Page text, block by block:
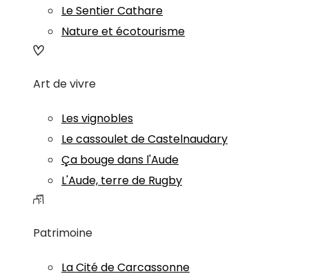
Le Sentier Cathare
Nature et écotourisme
Art de vivre
Les vignobles
Le cassoulet de Castelnaudary
Ça bouge dans l'Aude
L'Aude, terre de Rugby
Patrimoine
La Cité de Carcassonne